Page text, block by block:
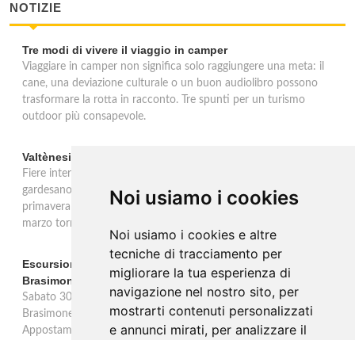
Noi usiamo i cookies
Noi usiamo i cookies e altre
tecniche di tracciamento per
migliorare la tua esperienza di
navigazione nel nostro sito, per
mostrarti contenuti personalizzati
e annunci mirati, per analizzare il
NOTIZIE
Tre modi di vivere il viaggio in camper
Viaggiare in camper non significa solo raggiungere una meta: il
cane, una deviazione culturale o un buon audiolibro possono
trasformare la rotta in racconto. Tre spunti per un turismo
outdoor più consapevole.
Valtènesi: una primavera di eventi tra rosé e Lago di Garda
Fiere internazionali, eventi sul territorio e racconto del rosé
gardesano. Il Consorzio Valtènesi presenta il calendario della
primavera 2026 sulla sponda bresciana del Lago di Garda. Il 23
marzo torna La Prima del Valtènesi per stampa e operatori.
Escursione con appostamento ai Laghi di Suviana e
Brasimone: caccia fotografica alla fauna
Sabato 30 agosto escursione speciale ai Laghi di Suviana e
Brasimone dalle 17 alle 23 per osservare cervi, volpi, lepri e lupi.
Appostamento al crepuscolo nel massimo silenzio. Ritrovo Chiesa